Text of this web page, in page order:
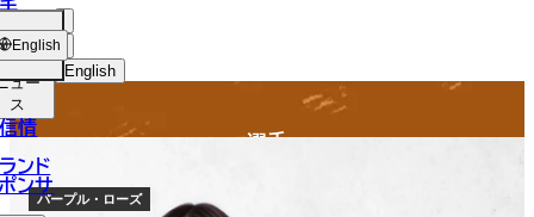
English
ョッ
プ
ュー
ス
情
ンド
ンサ
English
選手
パープル・ローズ